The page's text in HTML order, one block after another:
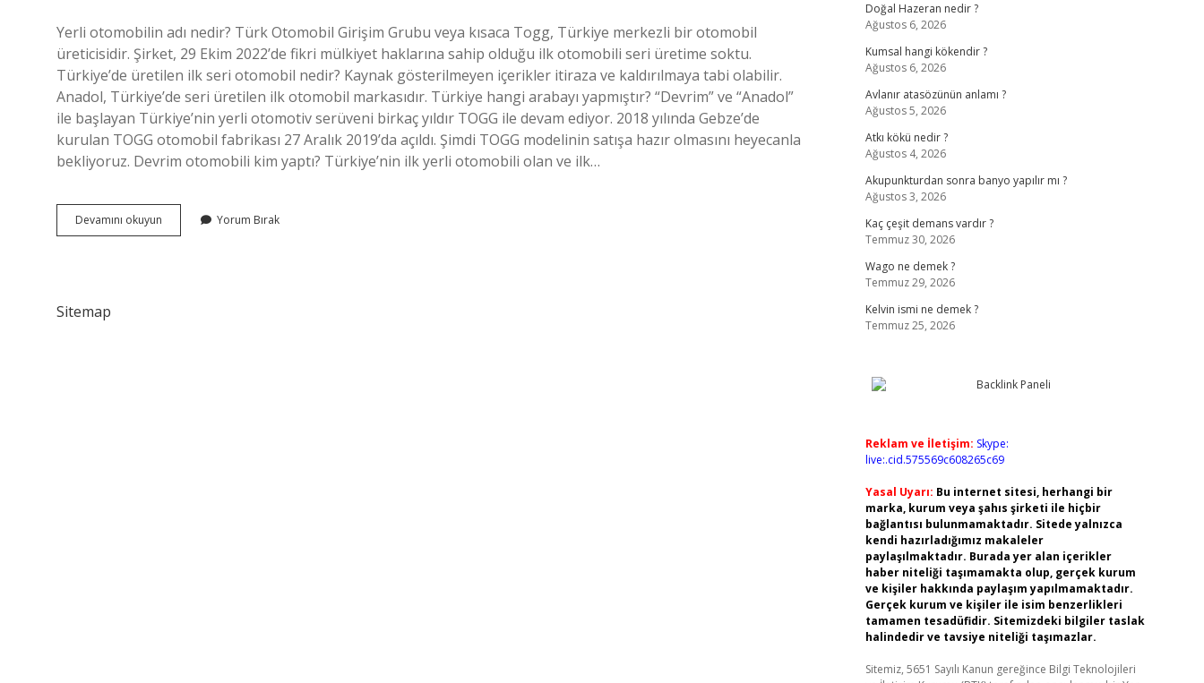
Yerli otomobilin adı nedir? Türk Otomobil Girişim Grubu veya kısaca Togg, Türkiye merkezli bir otomobil
üreticisidir. Şirket, 29 Ekim 2022’de fikri mülkiyet haklarına sahip olduğu ilk otomobili seri üretime soktu.
Türkiye’de üretilen ilk seri otomobil nedir? Kaynak gösterilmeyen içerikler itiraza ve kaldırılmaya tabi olabilir.
Anadol, Türkiye’de seri üretilen ilk otomobil markasıdır. Türkiye hangi arabayı yapmıştır? “Devrim” ve “Anadol”
ile başlayan Türkiye’nin yerli otomotiv serüveni birkaç yıldır TOGG ile devam ediyor. 2018 yılında Gebze’de
kurulan TOGG otomobil fabrikası 27 Aralık 2019’da açıldı. Şimdi TOGG modelinin satışa hazır olmasını heyecanla
bekliyoruz. Devrim otomobili kim yaptı? Türkiye’nin ilk yerli otomobili olan ve ilk…
Devamını okuyun Türkiyenin
Ilk
Yorum Bırak
Sitemap
Doğal Hazeran nedir ?
Ağustos 6, 2026
Kumsal hangi kökendir ?
Ağustos 6, 2026
Avlanır atasözünün anlamı ?
Ağustos 5, 2026
Atkı kökü nedir ?
Ağustos 4, 2026
Akupunkturdan sonra banyo yapılır mı ?
Ağustos 3, 2026
Kaç çeşit demans vardır ?
Temmuz 30, 2026
Wago ne demek ?
Temmuz 29, 2026
Kelvin ismi ne demek ?
Temmuz 25, 2026
Reklam ve İletişim: Skype:
live:.cid.575569c608265c69
Yasal Uyarı: Bu internet sitesi, herhangi bir
marka, kurum veya şahıs şirketi ile hiçbir
bağlantısı bulunmamaktadır. Sitede yalnızca
kendi hazırladığımız makaleler
paylaşılmaktadır. Burada yer alan içerikler
haber niteliği taşımamakta olup, gerçek kurum
ve kişiler hakkında paylaşım yapılmamaktadır.
Gerçek kurum ve kişiler ile isim benzerlikleri
tamamen tesadüfidir. Sitemizdeki bilgiler taslak
halindedir ve tavsiye niteliği taşımazlar.
Sitemiz, 5651 Sayılı Kanun gereğince Bilgi Teknolojileri